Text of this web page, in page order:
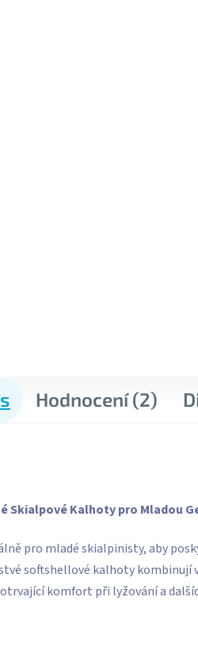
Hodnocení (2)
Skialpové Kalhoty pro Mladou
pro mladé skialpinisty, aby
softshellové kalhoty kombinují
komfort při lyžování a